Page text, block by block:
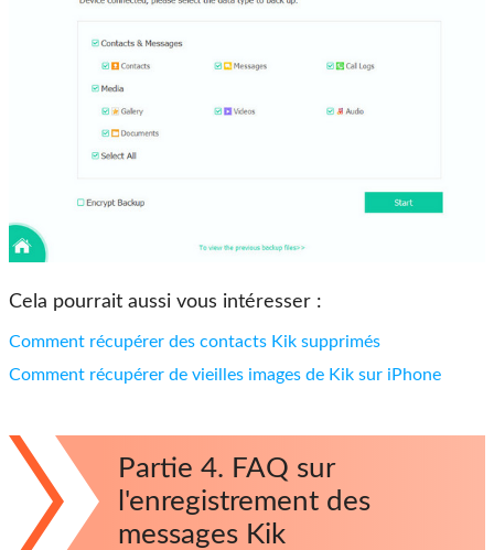
Cela pourrait aussi vous intéresser :
Comment récupérer des contacts Kik supprimés
Comment récupérer de vieilles images de Kik sur iPhone
Partie 4. FAQ sur
l'enregistrement des
messages Kik